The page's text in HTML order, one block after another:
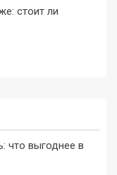
стоит ли
что выгоднее в